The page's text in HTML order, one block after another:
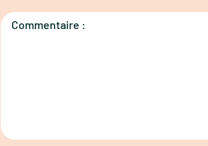
Commentaire :